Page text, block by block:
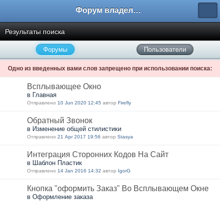
Форум владельцев интернет-магазинов
Результаты поиска
Форумы Пользователи
Одно из введенных вами слов запрещено при использовании поиска:
Всплывающее Окно
в Главная
Отправлено 10 Jun 2020 12:45 автор Firefly
Обратный Звонок
в Изменение общей стилистики
Отправлено 21 Apr 2017 19:56 автор Stasya
Интеграция Сторонних Кодов На Сайт
в Шаблон Пластик
Отправлено 14 Jan 2016 14:32 автор IgorG
Кнопка "оформить Заказ" Во Всплывающем Окне
в Оформление заказа